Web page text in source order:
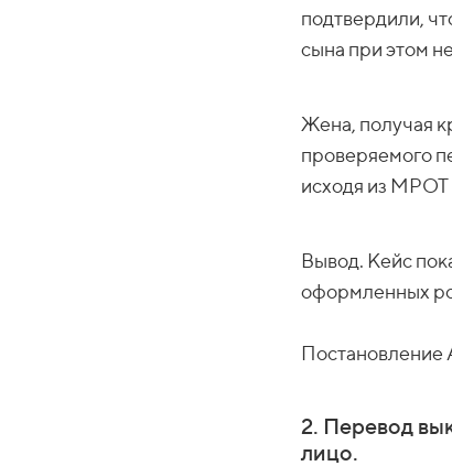
подтвердили,
сына при этом
Жена, получая
проверяемого
исходя из МРОТ
Вывод. Кейс
оформленных
Постановление
2. Перевод
лицо.